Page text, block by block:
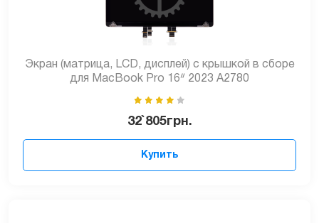
Экран (матрица, LCD, дисплей) с крышкой в сборе
для MacBook Pro 16ᐥ 2023 А2780
32`805грн.
Купить